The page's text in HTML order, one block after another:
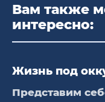
Вам также
интересно:
Жизнь под
Представим